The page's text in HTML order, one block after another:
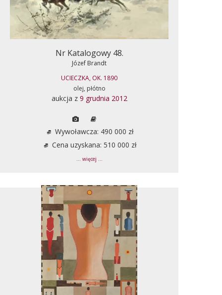
Nr Katalogowy 48.
Józef Brandt
UCIECZKA, OK. 1890
olej, płótno
aukcja z 9 grudnia 2012
Wywoławcza: 490 000 zł
Cena uzyskana: 510 000 zł
... więcej ...